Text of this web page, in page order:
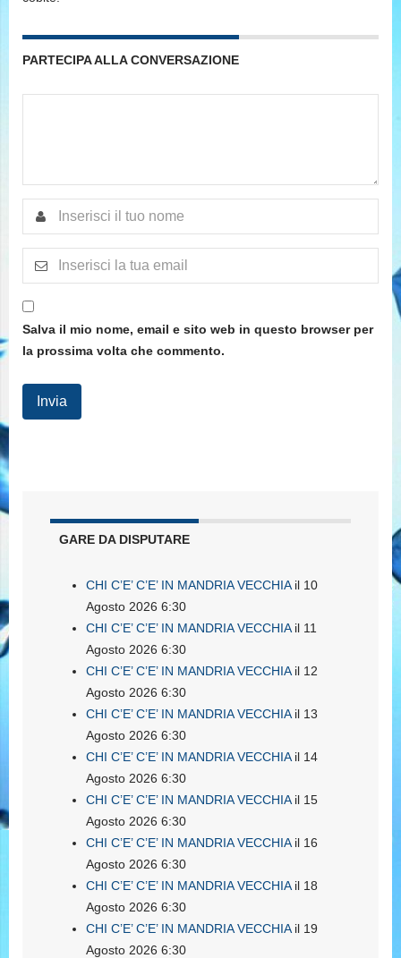
PARTECIPA ALLA CONVERSAZIONE
Salva il mio nome, email e sito web in questo browser per
la prossima volta che commento.
GARE DA DISPUTARE
CHI C’E’ C’E’ IN MANDRIA VECCHIAil 10
Agosto 2026 6:30
CHI C’E’ C’E’ IN MANDRIA VECCHIAil 11
Agosto 2026 6:30
CHI C’E’ C’E’ IN MANDRIA VECCHIAil 12
Agosto 2026 6:30
CHI C’E’ C’E’ IN MANDRIA VECCHIAil 13
Agosto 2026 6:30
CHI C’E’ C’E’ IN MANDRIA VECCHIAil 14
Agosto 2026 6:30
CHI C’E’ C’E’ IN MANDRIA VECCHIAil 15
Agosto 2026 6:30
CHI C’E’ C’E’ IN MANDRIA VECCHIAil 16
Agosto 2026 6:30
CHI C’E’ C’E’ IN MANDRIA VECCHIAil 18
Agosto 2026 6:30
CHI C’E’ C’E’ IN MANDRIA VECCHIAil 19
Agosto 2026 6:30